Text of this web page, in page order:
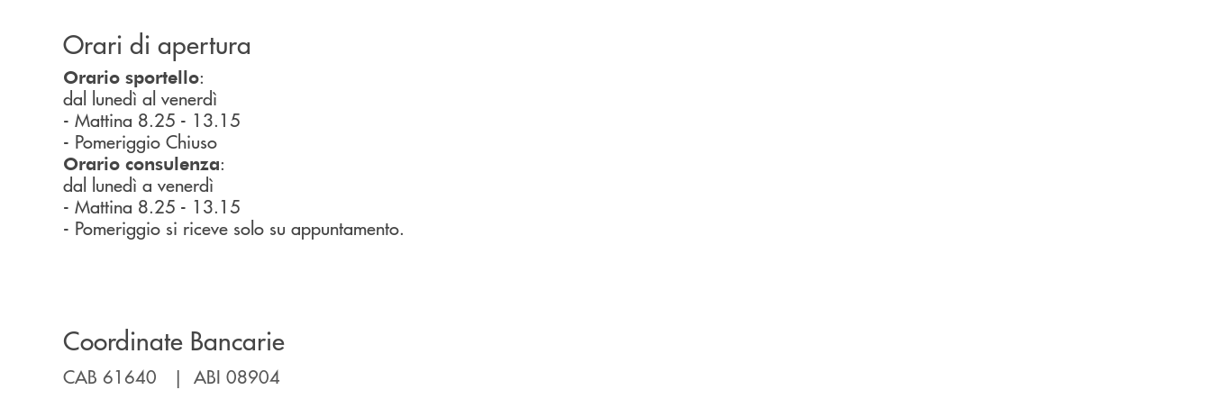
Orari di apertura
Orario sportello:
dal lunedì al venerdì
- Mattina 8.25 - 13.15
- Pomeriggio Chiuso
Orario consulenza:
dal lunedì a venerdì
- Mattina 8.25 - 13.15
- Pomeriggio si riceve solo su appuntamento.
Coordinate Bancarie
CAB 61640 | ABI 08904